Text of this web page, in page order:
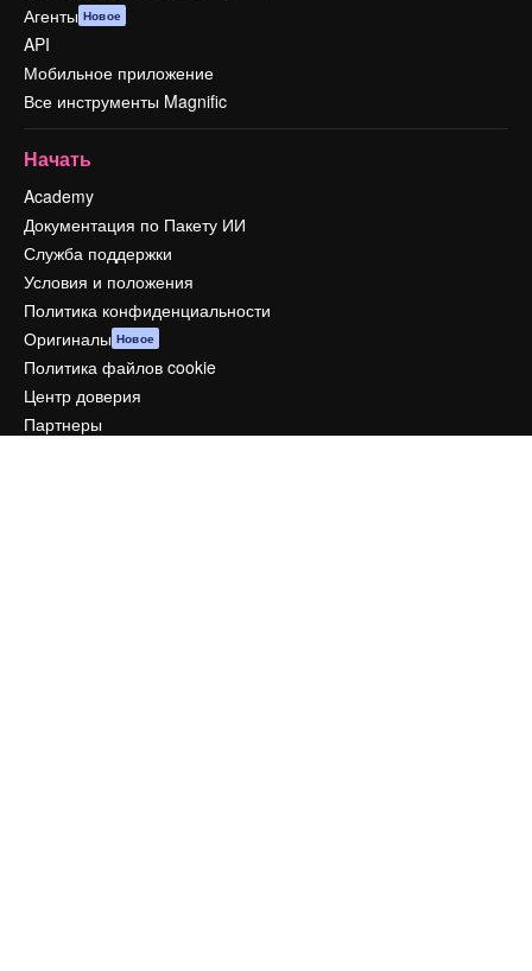
Агенты Новое
API
Мобильное приложение
Все инструменты Magnific
Начать
Academy
Документация по Пакету ИИ
Служба поддержки
Условия и положения
Политика конфиденциальности
Оригиналы Новое
Политика файлов cookie
Центр доверия
Партнеры